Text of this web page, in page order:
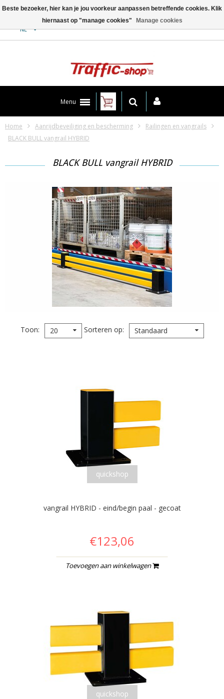
NL
Menu
Home Aanrijdbeveiliging en bescherming
Railingen en vangrails
BLACK BULL vangrail HYBRID
BLACK BULL vangrail HYBRID
Toon 20 Sorteren op Standaard
quickshop
vangrail HYBRID - eind/begin paal - gecoat
€123,06
Toevoegen aan winkelwagen
quickshop
Beste bezoeker, hier kan je jou voorkeur aanpassen betreffende cookies. Klik
hiernaast op "manage cookies"
Manage cookies